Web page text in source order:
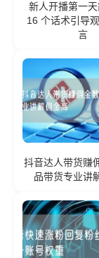
新人开播第一
16 个话术引导
言
抖音达人带货赚
品带货专业讲